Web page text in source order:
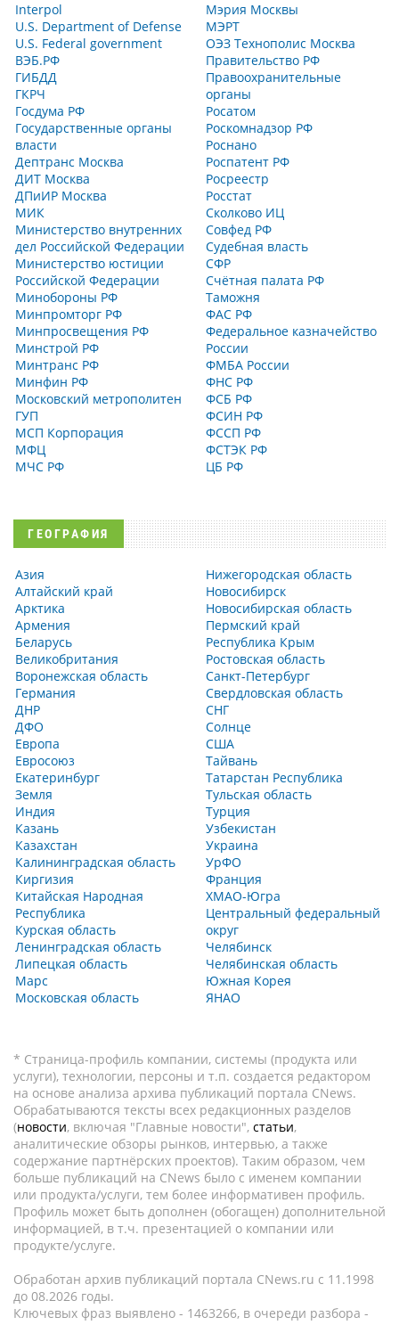
Interpol
U.S. Department of Defense
U.S. Federal government
ВЭБ.РФ
ГИБДД
ГКРЧ
Госдума РФ
Государственные органы
власти
Дептранс Москва
ДИТ Москва
ДПиИР Москва
МИК
Министерство внутренних
дел Российской Федерации
Министерство юстиции
Российской Федерации
Минобороны РФ
Минпромторг РФ
Минпросвещения РФ
Минстрой РФ
Минтранс РФ
Минфин РФ
Московский метрополитен
ГУП
МСП Корпорация
МФЦ
МЧС РФ
Мэрия Москвы
МЭРТ
ОЭЗ Технополис Москва
Правительство РФ
Правоохранительные
органы
Росатом
Роскомнадзор РФ
Роснано
Роспатент РФ
Росреестр
Росстат
Сколково ИЦ
Совфед РФ
Судебная власть
СФР
Счётная палата РФ
Таможня
ФАС РФ
Федеральное казначейство
России
ФМБА России
ФНС РФ
ФСБ РФ
ФСИН РФ
ФССП РФ
ФСТЭК РФ
ЦБ РФ
ГЕОГРАФИЯ
Азия
Алтайский край
Арктика
Армения
Беларусь
Великобритания
Воронежская область
Германия
ДНР
ДФО
Европа
Евросоюз
Екатеринбург
Земля
Индия
Казань
Казахстан
Калининградская область
Киргизия
Китайская Народная
Республика
Курская область
Ленинградская область
Липецкая область
Марс
Московская область
Нижегородская область
Новосибирск
Новосибирская область
Пермский край
Республика Крым
Ростовская область
Санкт-Петербург
Свердловская область
СНГ
Солнце
США
Тайвань
Татарстан Республика
Тульская область
Турция
Узбекистан
Украина
УрФО
Франция
ХМАО-Югра
Центральный федеральный
округ
Челябинск
Челябинская область
Южная Корея
ЯНАО
* Страница-профиль компании, системы (продукта или
услуги), технологии, персоны и т.п. создается редактором
на основе анализа архива публикаций портала CNews.
Обрабатываются тексты всех редакционных разделов
(новости, включая "Главные новости", статьи,
аналитические обзоры рынков, интервью, а также
содержание партнёрских проектов). Таким образом, чем
больше публикаций на CNews было с именем компании
или продукта/услуги, тем более информативен профиль.
Профиль может быть дополнен (обогащен) дополнительной
информацией, в т.ч. презентацией о компании или
продукте/услуге.
Обработан архив публикаций портала CNews.ru c 11.1998
до 08.2026 годы.
Ключевых фраз выявлено - 1463266, в очереди разбора -